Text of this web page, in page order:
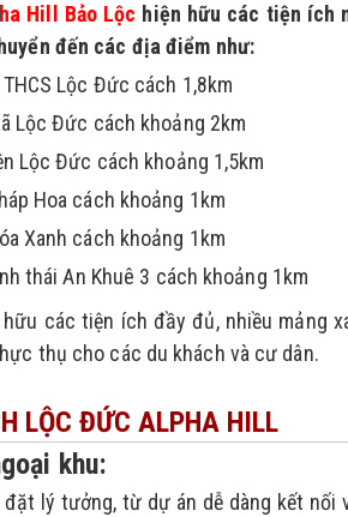
Hill Bảo Lộc hiện hữu các tiện ích
đến các địa điểm như:
Lộc Đức cách 1,8km
Lộc Đức cách khoảng 2km
Lộc Đức cách khoảng 1,5km
Hoa cách khoảng 1km
Xanh cách khoảng 1km
thái An Khuê 3 cách khoảng 1km
các tiện ích đầy đủ, nhiều mảng
thụ cho các du khách và cư dân.
LỘC ĐỨC ALPHA HILL
khu:
đặt lý tưởng, từ dự án dễ dàng kết